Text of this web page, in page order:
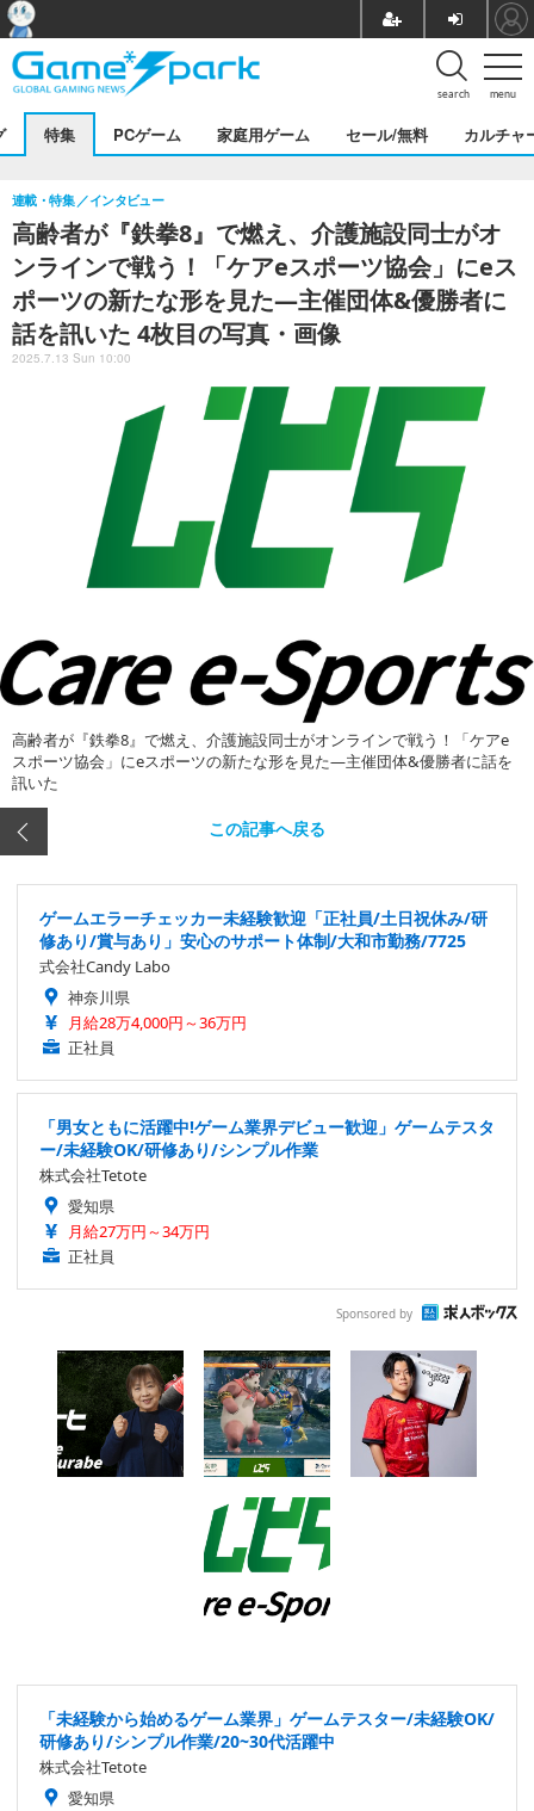
menu
search
特集 PCゲーム 家庭用ゲーム セール/無料 カルチャ
高齢者が『鉄拳8』で燃え、介護施設同士がオ
ンラインで戦う！「ケアeスポーツ協会」にeス
ポーツの新たな形を見た―主催団体&優勝者に
話を訊いた 4枚目の写真・画像
連載・特集 インタビュー
2025.7.13 Sun 10:00
高齢者が『鉄拳8』で燃え、介護施設同士がオンラインで戦う！「ケアe
スポーツ協会」にeスポーツの新たな形を見た―主催団体&優勝者に話を
訊いた
この記事へ戻る
ゲームエラーチェッカー未経験歓迎「正社員/土日祝休み/研
修あり/賞与あり」安心のサポート体制/大和市勤務/7725
式会社Candy Labo
神奈川県
月給28万4,000円～36万円
正社員
「男女ともに活躍中!ゲーム業界デビュー歓迎」ゲームテスタ
ー/未経験OK/研修あり/シンプル作業
株式会社Tetote
愛知県
月給27万円～34万円
正社員
Sponsored by
「未経験から始めるゲーム業界」ゲームテスター/未経験OK/
研修あり/シンプル作業/20~30代活躍中
株式会社Tetote
愛知県